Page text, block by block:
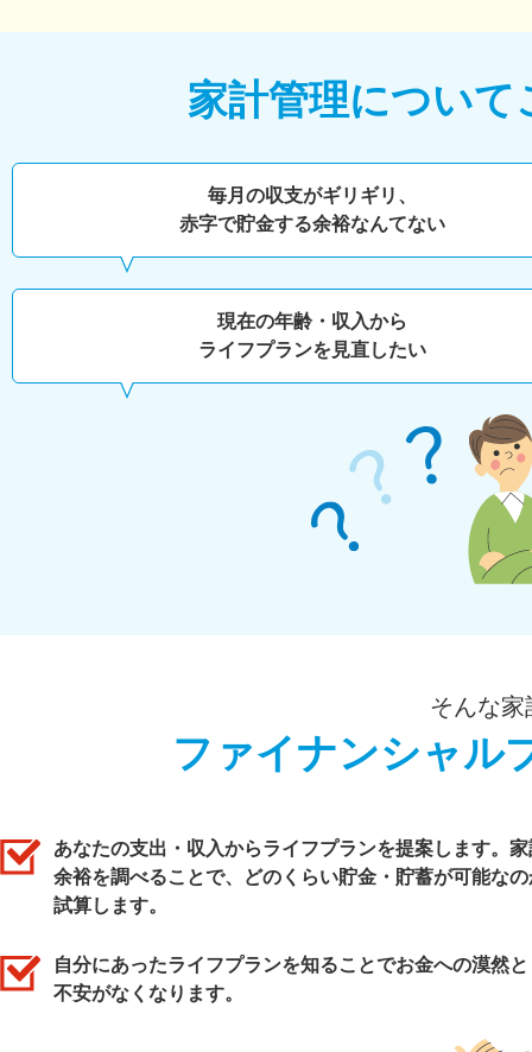
家計管理について
毎月の収支がギリギリ、
赤字で貯金する余裕なんてない
現在の年齢・収入から
ライフプランを見直したい
そんな
ファイナンシャル
あなたの支出・収入からライフプランを提案します。
余裕を調べることで、どのくらい貯金・貯蓄が可能な
試算します。
自分にあったライフプランを知ることでお金への漠然
不安がなくなります。